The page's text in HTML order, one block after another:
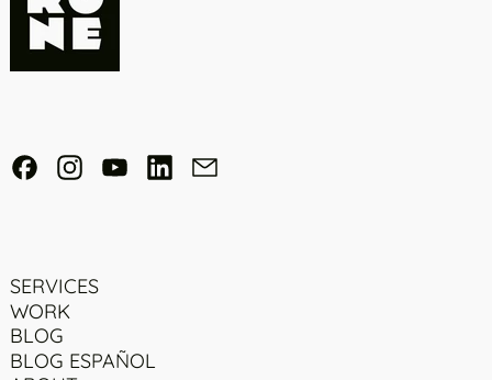
FacebookInstagramYouTubeLinkedIn
SERVICES
WORK
BLOG
BLOG ESPAÑOL